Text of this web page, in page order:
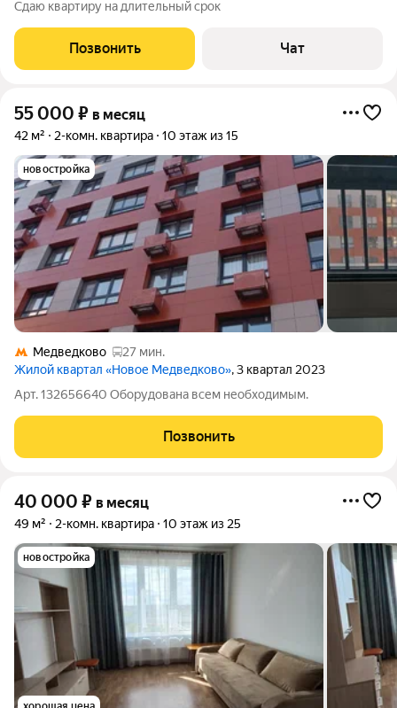
Сдаю квартиру на длительный срок
Позвонить Чат
55 000 ₽ в месяц
42 м² 2-комн. квартира 10 этаж из 15
новостройка
Медведково
27 мин.
Жилой квартал «Новое Медведково», 3 квартал 2023
Арт. 132656640 Оборудована всем необходимым.
Позвонить
40 000 ₽ в месяц
49 м² 2-комн. квартира 10 этаж из 25
новостройка